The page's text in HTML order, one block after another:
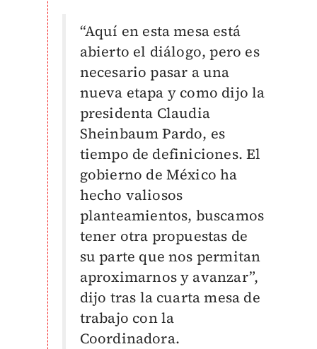
“Aquí en esta mesa está
abierto el diálogo, pero es
necesario pasar a una
nueva etapa y como dijo la
presidenta Claudia
Sheinbaum Pardo, es
tiempo de definiciones. El
gobierno de México ha
hecho valiosos
planteamientos, buscamos
tener otra propuestas de
su parte que nos permitan
aproximarnos y avanzar”,
dijo tras la cuarta mesa de
trabajo con la
Coordinadora.